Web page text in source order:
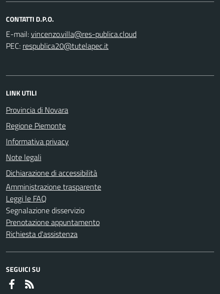
CONTATTI D.P.O.
E-mail:
PEC:
LINK UTILI
Provincia di Novara
Regione Piemonte
Informativa privacy
Note legali
Dichiarazione di accessibilità
Amministrazione trasparente
Leggi le FAQ
Segnalazione disservizio
Prenotazione appuntamento
Richiesta d'assistenza
SEGUICI SU